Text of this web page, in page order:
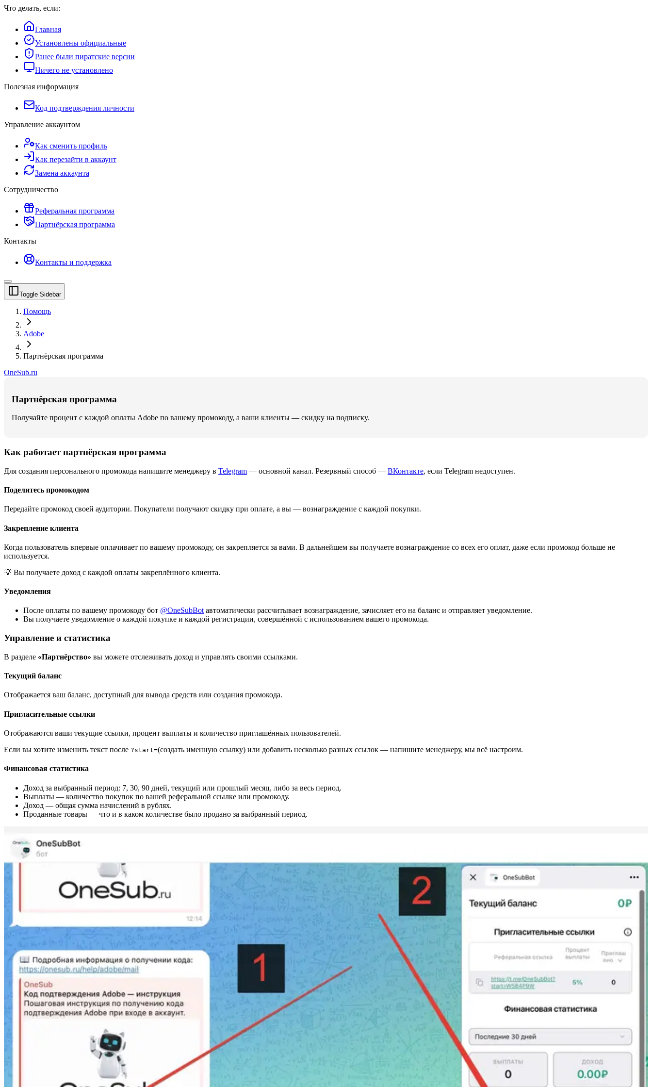
Что делать, если:
Главная
Установлены официальные
Ранее были пиратские версии
Ничего не установлено
Полезная информация
Код подтверждения личности
Управление аккаунтом
Как сменить профиль
Как перезайти в аккаунт
Замена аккаунта
Сотрудничество
Реферальная программа
Партнёрская программа
Контакты
Контакты и поддержка
Toggle Sidebar
Помощь
Adobe
Партнёрская программа
OneSub.ru
Партнёрская программа
Получайте процент с каждой оплаты Adobe по вашему промокоду, а ваши клиенты — скидку на подписку.
Как работает партнёрская программа
Для создания персонального промокода напишите менеджеру в Telegram — основной канал. Резервный способ — ВКонтакте, если Telegram недоступен.
Поделитесь промокодом
Передайте промокод своей аудитории. Покупатели получают скидку при оплате, а вы — вознаграждение с каждой покупки.
Закрепление клиента
Когда пользователь впервые оплачивает по вашему промокоду, он закрепляется за вами. В дальнейшем вы получаете вознаграждение со всех его оплат, даже если промокод больше не
используется.
💡 Вы получаете доход с каждой оплаты закреплённого клиента.
Уведомления
После оплаты по вашему промокоду бот @OneSubBot автоматически рассчитывает вознаграждение, зачисляет его на баланс и отправляет уведомление.
Вы получаете уведомление о каждой покупке и каждой регистрации, совершённой с использованием вашего промокода.
Управление и статистика
В разделе «Партнёрство» вы можете отслеживать доход и управлять своими ссылками.
Текущий баланс
Отображается ваш баланс, доступный для вывода средств или создания промокода.
Пригласительные ссылки
Отображаются ваши текущие ссылки, процент выплаты и количество приглашённых пользователей.
Если вы хотите изменить текст после ?start=(создать именную ссылку) или добавить несколько разных ссылок — напишите менеджеру, мы всё настроим.
Финансовая статистика
Доход за выбранный период: 7, 30, 90 дней, текущий или прошлый месяц, либо за весь период.
Выплаты — количество покупок по вашей реферальной ссылке или промокоду.
Доход — общая сумма начислений в рублях.
Проданные товары — что и в каком количестве было продано за выбранный период.